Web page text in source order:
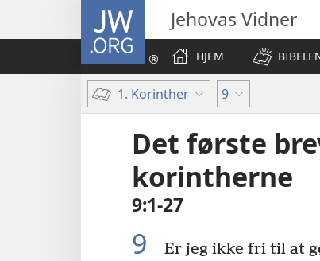
JW.ORG Jehovas Vidner
HJEM
1. Korinther 9
Det første
korintherne
9:1-27
9
Er jeg ikke fri til at